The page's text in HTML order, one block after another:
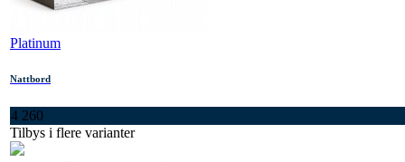
Platinum
Nattbord
4 260
Tilbys i flere varianter